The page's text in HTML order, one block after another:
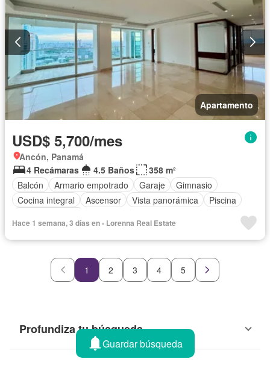
Apartamento
USD$ 5,700/mes
Ancón, Panamá
4 Recámaras
4.5 Baños
358 m²
Balcón
Armario empotrado Garaje
Gimnasio
Cocina integral
Ascensor Vista panorámica
Piscina
Hace 1 semana, 3 días en - Lorenna Real Estate
1 2 3 4 5
Profundiza tu búsqueda
Guardar búsqueda